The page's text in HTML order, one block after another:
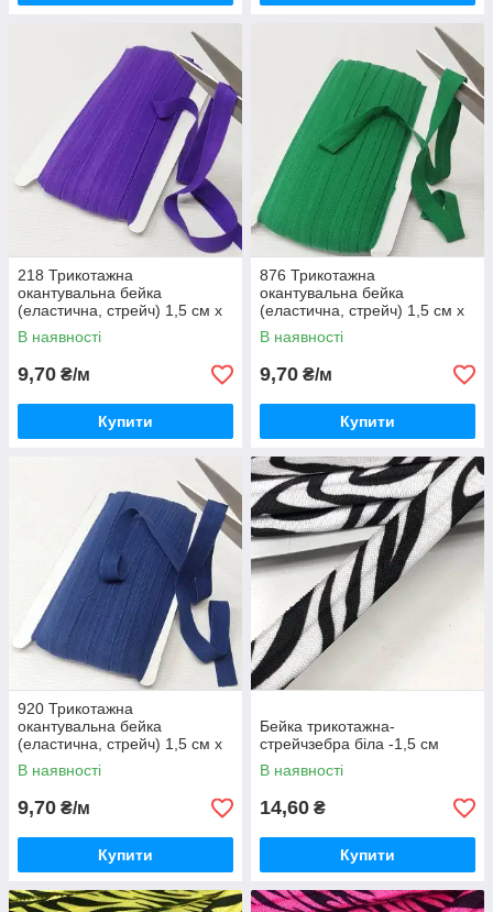
218 Трикотажна
окантувальна бейка
(еластична, стрейч) 1,5 см х
1м фіолетовий
В наявності
9,70 ₴/м
Купити
876 Трикотажна
окантувальна бейка
(еластична, стрейч) 1,5 см х
1м зелений
В наявності
9,70 ₴/м
Купити
920 Трикотажна
окантувальна бейка
(еластична, стрейч) 1,5 см х
1м синій
В наявності
9,70 ₴/м
Купити
Бейка трикотажна-
стрейчзебра біла -1,5 см
В наявності
14,60 ₴
Купити